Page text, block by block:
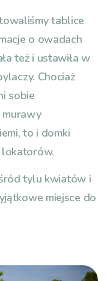
tablice
o owadach
też i ustawiła w
Chociaż
sobie
to i domki
lokatorów.
tylu kwiatów i
miejsce do